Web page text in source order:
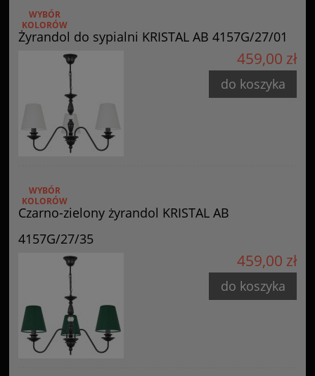
Żyrandol do sypialni KRISTAL AB 4157G/27/01
WYBÓR
KOLORÓW
459,00 zł
do koszyka
Czarno-zielony żyrandol KRISTAL AB
4157G/27/35
WYBÓR
KOLORÓW
459,00 zł
do koszyka